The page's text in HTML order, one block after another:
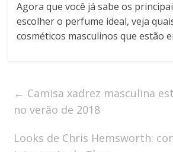
Agora que você já sabe os
escolher o perfume ideal, veja
cosméticos masculinos que estão
← Camisa xadrez masculina
no verão de 2018
Looks de Chris Hemsworth: